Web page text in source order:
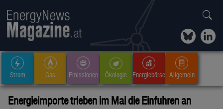
Strom Gas Emissionen Ökologie Energiebörse Allgemein
Energieimporte trieben im Mai die Einfuhren an